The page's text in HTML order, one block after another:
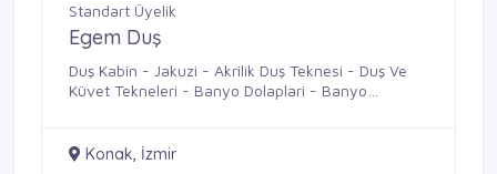
Standart Üyelik
Egem Duş
Duş Kabin - Jakuzi - Akrilik Duş Teknesi - Duş Ve
Küvet Tekneleri - Banyo Dolaplari - Banyo
Konak, İzmir